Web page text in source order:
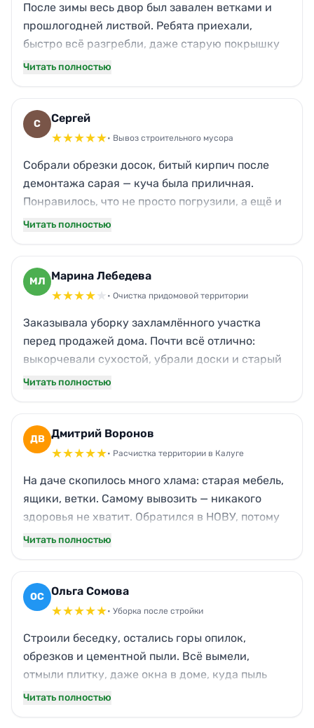
После зимы весь двор был завален ветками и
прошлогодней листвой. Ребята приехали,
быстро всё разгребли, даже старую покрышку
из кустов достали. Мусор собрали в мешки и
чистой траве, а не путается в хламе.
Читать полностью
С Сергей
★★★★★• Вывоз строительного мусора
Собрали обрезки досок, битый кирпич после
демонтажа сарая — куча была приличная.
Понравилось, что не просто погрузили, а ещё и
подмели крошку на дорожке. Деловой подход:
Мусор утилизировали — для меня это гарантия,
что не выбросят где попало.
Читать полностью
МЛ Марина Лебедева
★★★★★ • Очистка придомовой территории
Заказывала уборку захламлённого участка
перед продажей дома. Почти всё отлично:
выкорчевали сухостой, убрали доски и старый
шифер. Правда, приехали минут на двадцать
пришлось напомнить. Ребята тут же убрали. В
целом довольна, цена приемлемая.
Читать полностью
ДВ Дмитрий Воронов
★★★★★• Расчистка территории в Калуге
На даче скопилось много хлама: старая мебель,
ящики, ветки. Самому вывозить — никакого
здоровья не хватит. Обратился в НОВУ, потому
что живём в Калуге и нужна была местная
предусмотрительно вытащили. Участок теперь
не узнать — простор и чистота.
Читать полностью
ОС Ольга Сомова
★★★★★• Уборка после стройки
Строили беседку, остались горы опилок,
обрезков и цементной пыли. Всё вымели,
отмыли плитку, даже окна в доме, куда пыль
налетела, протёрли. Соседи удивлялись, как
Читать полностью